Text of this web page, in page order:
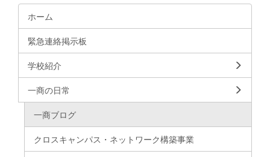
ホーム
緊急連絡掲示板
学校紹介
一商の日常
一商ブログ
クロスキャンパス・ネットワーク構築事業